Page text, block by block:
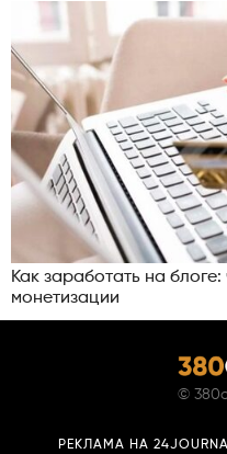
Как заработать на
монетизации
©
РЕКЛАМА НА